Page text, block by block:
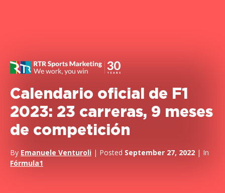
Calendario oficial de F1
2023: 23 carreras, 9 meses
de competición
By Emanuele Venturoli | Posted September 27, 2022 | In
Fórmula1